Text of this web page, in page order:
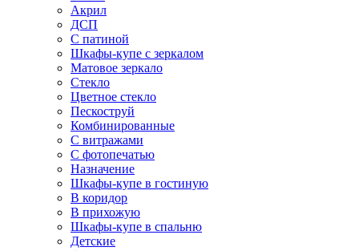
Акрил
ДСП
С патиной
Шкафы-купе с зеркалом
Матовое зеркало
Стекло
Цветное стекло
Пескоструй
Комбинированные
С витражами
С фотопечатью
Назначение
Шкафы-купе в гостиную
В коридор
В прихожую
Шкафы-купе в спальню
Детские